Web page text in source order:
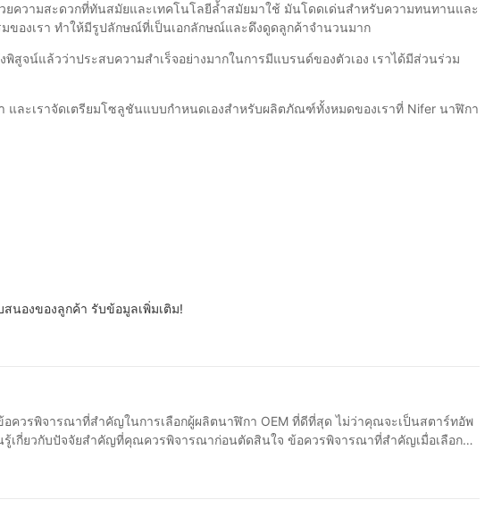
ความสะดวกที่ทันสมัยและเทคโนโลยีล้ำสมัยมาใช้ มันโดดเด่นสำหรับความทนทานและ
ของเรา ทำให้มีรูปลักษณ์ที่เป็นเอกลักษณ์และดึงดูดลูกค้าจำนวนมาก
สูจน์แล้วว่าประสบความสำเร็จอย่างมากในการมีแบรนด์ของตัวเอง เราได้มีส่วนร่วม
ะเราจัดเตรียมโซลูชันแบบกำหนดเองสำหรับผลิตภัณฑ์ทั้งหมดของเราที่ Nifer นาฬิกา
นองของลูกค้า รับข้อมูลเพิ่มเติม!
ควรพิจารณาที่สำคัญในการเลือกผู้ผลิตนาฬิกา OEM ที่ดีที่สุด ไม่ว่าคุณจะเป็นสตาร์ทอัพ
ควรพิจารณาก่อนตัดสินใจ ข้อควรพิจารณาที่สำคัญเมื่อเลือกผู้